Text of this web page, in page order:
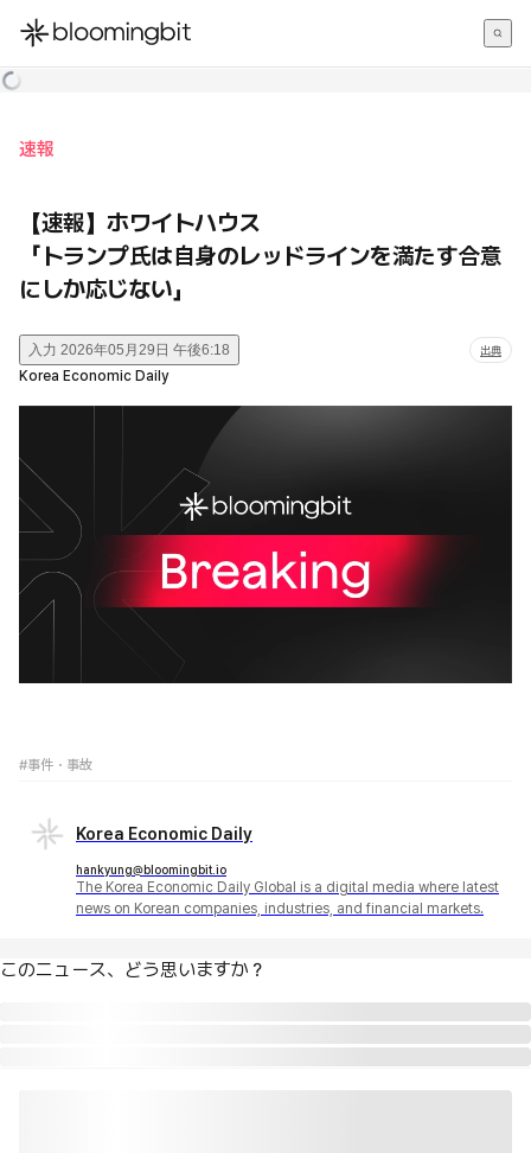
한국어
速報
【速報】ホワイトハウス
「トランプ氏は自身のレッドラインを満たす合意
にしか応じない」
入力 2026年05月29日 午後6:18 出典
Korea Economic Daily
#事件・事故
Korea Economic Daily
hankyung@bloomingbit.io
The Korea Economic Daily Global is a digital media where latest
news on Korean companies, industries, and financial markets.
このニュース、どう思いますか？